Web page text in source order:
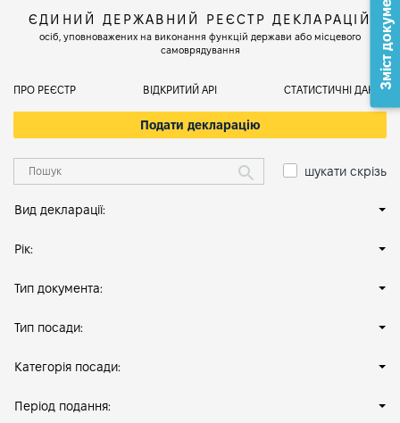
ЄДИНИЙ ДЕРЖАВНИЙ РЕЄСТР ДЕКЛАРАЦІЙ
осіб, уповноважених на виконання функцій держави або місцевого
самоврядування
ПРО РЕЄСТР ВІДКРИТИЙ АРІ СТАТИСТИЧНІ ДАНІ
Подати декларацію
шукати скрізь
Вид декларації:
Рік:
Тип документа:
Тип посади:
Категорія посади:
Період подання:
Зміст документа